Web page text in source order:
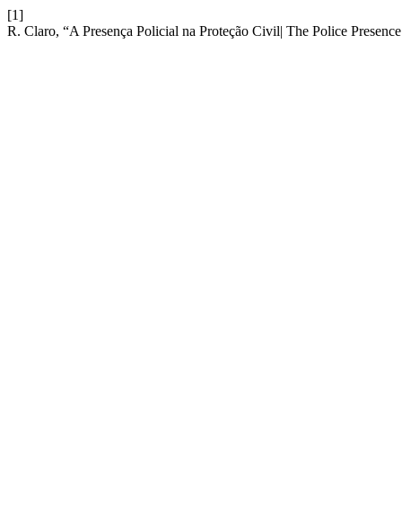
[1]
R. Claro, “A Presença Policial na Proteção Civil| The Police